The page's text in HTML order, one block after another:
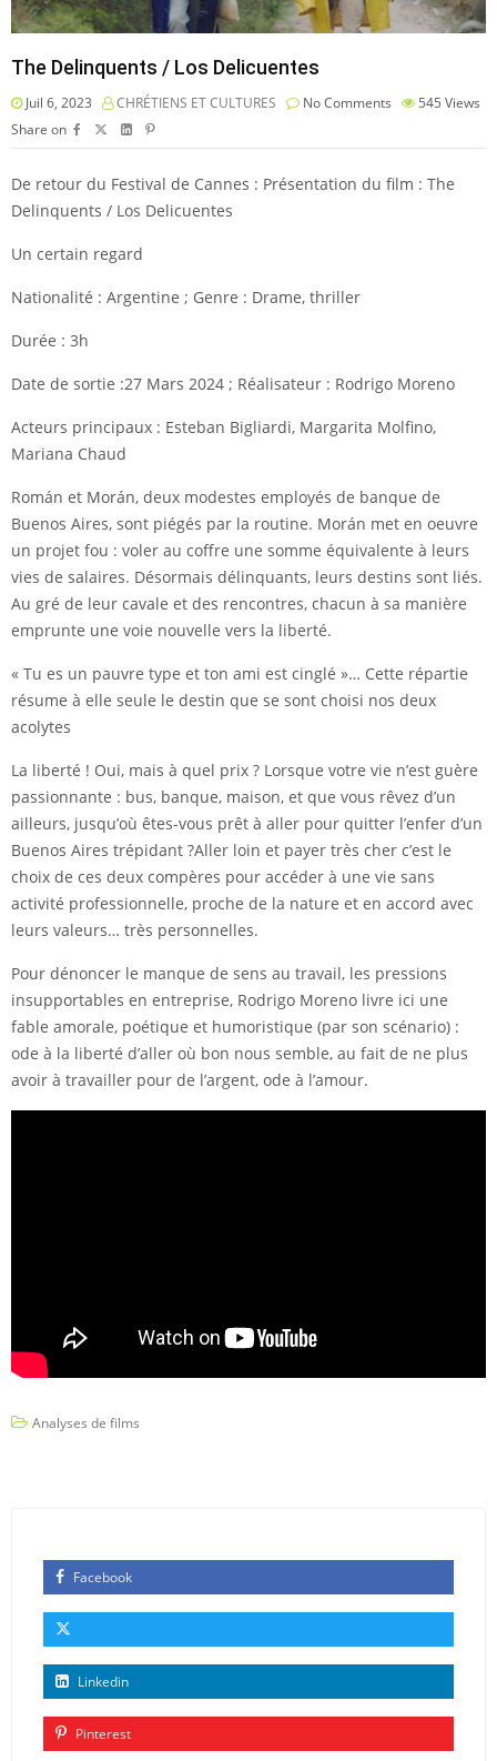
The Delinquents / Los Delicuentes
Juil 6, 2023 CHRÉTIENS ET CULTURES No Comments 545 Views
Share on
De retour du Festival de Cannes : Présentation du film : The
Delinquents / Los Delicuentes
Un certain regard
Nationalité : Argentine ; Genre : Drame, thriller
Durée : 3h
Date de sortie :27 Mars 2024 ; Réalisateur : Rodrigo Moreno
Acteurs principaux : Esteban Bigliardi, Margarita Molfino,
Mariana Chaud
Román et Morán, deux modestes employés de banque de
Buenos Aires, sont piégés par la routine. Morán met en oeuvre
un projet fou : voler au coffre une somme équivalente à leurs
vies de salaires. Désormais délinquants, leurs destins sont liés.
Au gré de leur cavale et des rencontres, chacun à sa manière
emprunte une voie nouvelle vers la liberté.
« Tu es un pauvre type et ton ami est cinglé »… Cette répartie
résume à elle seule le destin que se sont choisi nos deux
acolytes
La liberté ! Oui, mais à quel prix ? Lorsque votre vie n’est guère
passionnante : bus, banque, maison, et que vous rêvez d’un
ailleurs, jusqu’où êtes-vous prêt à aller pour quitter l’enfer d’un
Buenos Aires trépidant ?Aller loin et payer très cher c’est le
choix de ces deux compères pour accéder à une vie sans
activité professionnelle, proche de la nature et en accord avec
leurs valeurs… très personnelles.
Pour dénoncer le manque de sens au travail, les pressions
insupportables en entreprise, Rodrigo Moreno livre ici une
fable amorale, poétique et humoristique (par son scénario) :
ode à la liberté d’aller où bon nous semble, au fait de ne plus
avoir à travailler pour de l’argent, ode à l’amour.
Analyses de films
Facebook
Linkedin
Pinterest